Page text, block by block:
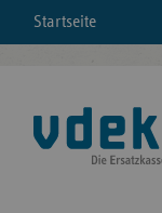
Startseite